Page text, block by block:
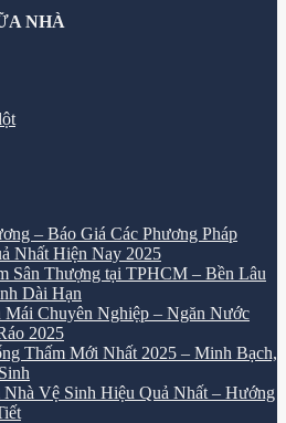
NHÀ
– Báo Giá Các Phương Pháp
Nhất Hiện Nay 2025
Sân Thượng tại TPHCM – Bền Lâu
Dài Hạn
Mái Chuyên Nghiệp – Ngăn Nước
2025
Thấm Mới Nhất 2025 – Minh Bạch,
Vệ Sinh Hiệu Quả Nhất – Hướng